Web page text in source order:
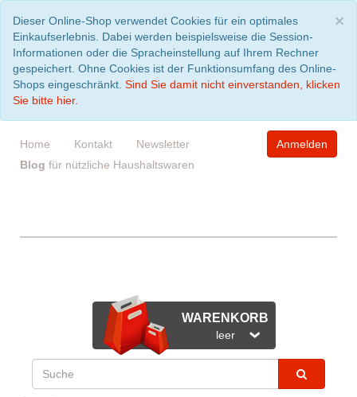
×
Dieser Online-Shop verwendet Cookies für ein optimales
Einkaufserlebnis. Dabei werden beispielsweise die Session-
Informationen oder die Spracheinstellung auf Ihrem Rechner
gespeichert. Ohne Cookies ist der Funktionsumfang des Online-
Shops eingeschränkt. Sind Sie damit nicht einverstanden, klicken
Sie bitte hier.
Home Kontakt
Newsletter
Blog für nützliche Haushaltswaren
Anmelden
WARENKORB
leer